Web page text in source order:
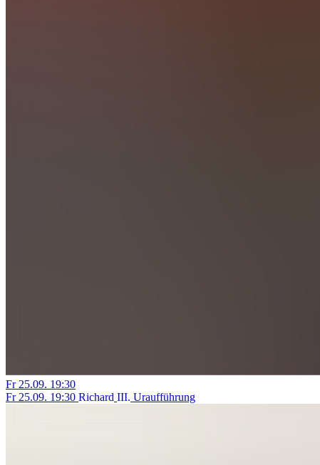
Fr 25.09. 19:30
Fr 25.09. 19:30 Richard III. Uraufführung